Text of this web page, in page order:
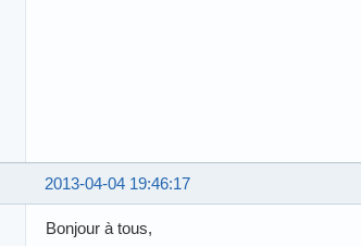
2013-04-04 19:46:17
Bonjour à tous,